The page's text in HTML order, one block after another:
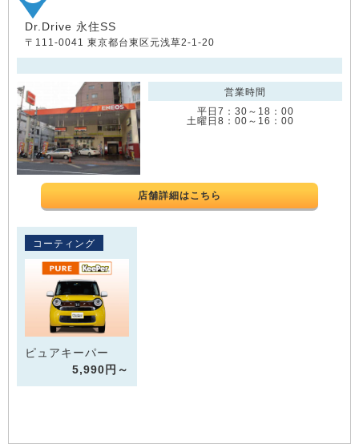
Dr.Drive 永住SS
〒111-0041 東京都台東区元浅草2-1-20
営業時間
平日7：30～18：00
土曜日8：00～16：00
店舗詳細はこちら
コーティング
ピュアキーパー
5,990円～